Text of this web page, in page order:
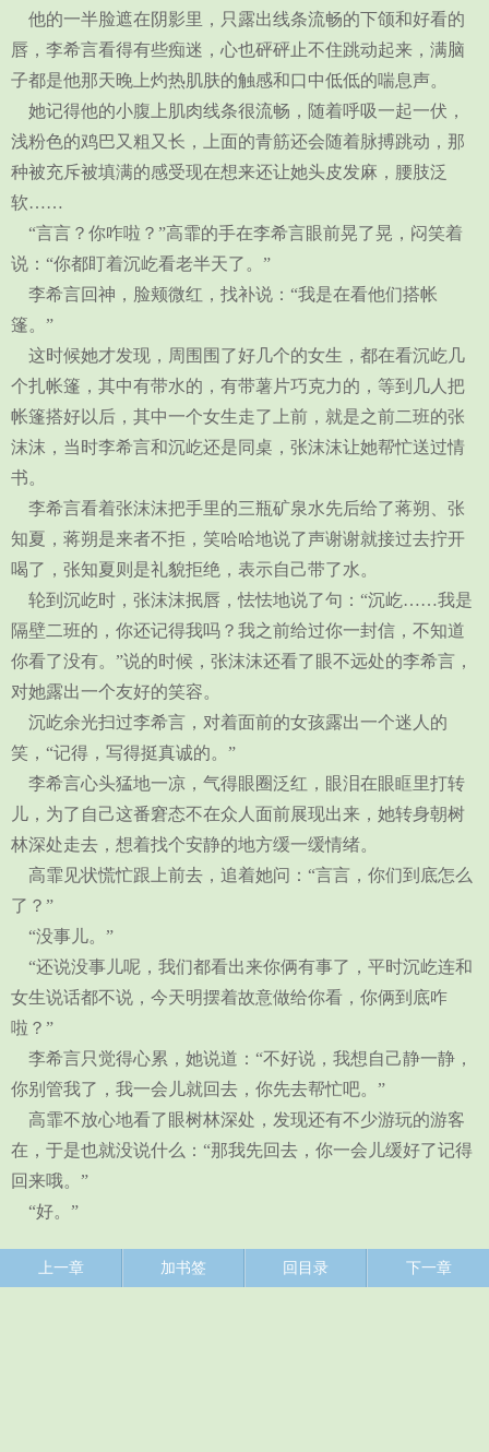
他的一半脸遮在阴影里，只露出线条流畅的下颌和好看的
唇，李希言看得有些痴迷，心也砰砰止不住跳动起来，满脑
子都是他那天晚上灼热肌肤的触感和口中低低的喘息声。
她记得他的小腹上肌肉线条很流畅，随着呼吸一起一伏，
浅粉色的鸡巴又粗又长，上面的青筋还会随着脉搏跳动，那
种被充斥被填满的感受现在想来还让她头皮发麻，腰肢泛
软……
“言言？你咋啦？”高霏的手在李希言眼前晃了晃，闷笑着
说：“你都盯着沉屹看老半天了。”
李希言回神，脸颊微红，找补说：“我是在看他们搭帐
篷。”
这时候她才发现，周围围了好几个的女生，都在看沉屹几
个扎帐篷，其中有带水的，有带薯片巧克力的，等到几人把
帐篷搭好以后，其中一个女生走了上前，就是之前二班的张
沫沫，当时李希言和沉屹还是同桌，张沫沫让她帮忙送过情
书。
李希言看着张沫沫把手里的三瓶矿泉水先后给了蒋朔、张
知夏，蒋朔是来者不拒，笑哈哈地说了声谢谢就接过去拧开
喝了，张知夏则是礼貌拒绝，表示自己带了水。
轮到沉屹时，张沫沫抿唇，怯怯地说了句：“沉屹……我是
隔壁二班的，你还记得我吗？我之前给过你一封信，不知道
你看了没有。”说的时候，张沫沫还看了眼不远处的李希言，
对她露出一个友好的笑容。
沉屹余光扫过李希言，对着面前的女孩露出一个迷人的
笑，“记得，写得挺真诚的。”
李希言心头猛地一凉，气得眼圈泛红，眼泪在眼眶里打转
儿，为了自己这番窘态不在众人面前展现出来，她转身朝树
林深处走去，想着找个安静的地方缓一缓情绪。
高霏见状慌忙跟上前去，追着她问：“言言，你们到底怎么
了？”
“没事儿。”
“还说没事儿呢，我们都看出来你俩有事了，平时沉屹连和
女生说话都不说，今天明摆着故意做给你看，你俩到底咋
啦？”
李希言只觉得心累，她说道：“不好说，我想自己静一静，
你别管我了，我一会儿就回去，你先去帮忙吧。”
高霏不放心地看了眼树林深处，发现还有不少游玩的游客
在，于是也就没说什么：“那我先回去，你一会儿缓好了记得
回来哦。”
“好。”
上一章 加书签 回目录 下一章